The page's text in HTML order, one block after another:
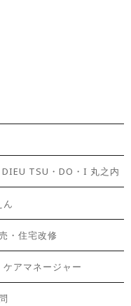
TSU・DO・I 丸之内
ん
・住宅改修
アマネージャー